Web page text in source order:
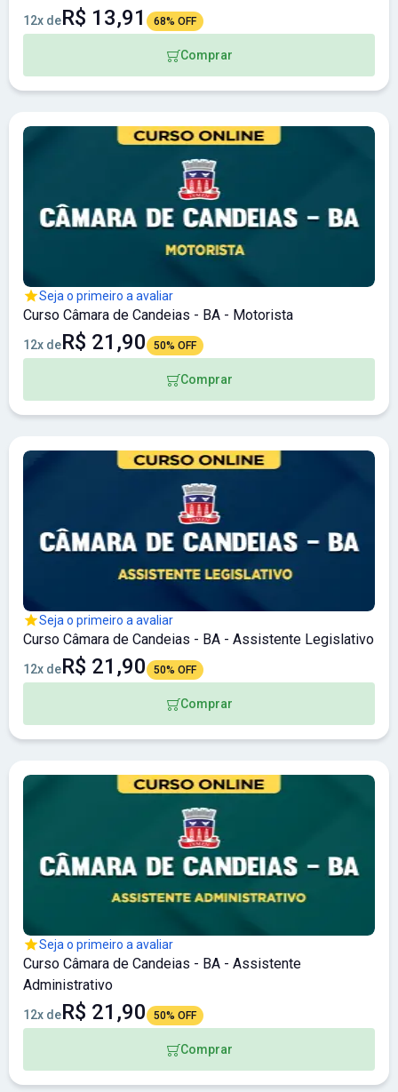
12x deR$ 13,91 68% OFF
Comprar
Seja o primeiro a avaliar
Curso Câmara de Candeias - BA - Motorista
12x deR$ 21,90 50% OFF
Comprar
Seja o primeiro a avaliar
Curso Câmara de Candeias - BA - Assistente Legislativo
12x deR$ 21,90 50% OFF
Comprar
Seja o primeiro a avaliar
Curso Câmara de Candeias - BA - Assistente
Administrativo
12x deR$ 21,90 50% OFF
Comprar